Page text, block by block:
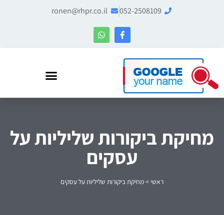
052-2508109
ronen@rhpr.co.il
מחיקת ביקורות שליליות על
עסקים
ראשי >מחיקת ביקורות שליליות על עסקים